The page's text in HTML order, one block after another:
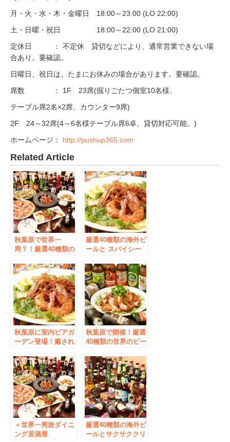
月・火・水・木・金曜日 18:00～23:00 (LO 22:00)
土・日曜・祝日 18:00～22:00 (LO 21:00)
定休日 ： 不定休 貸切などにより、通常営業できない場
合あり。要確認。
日曜日、祝日は、たまにお休みの場合があります。要確認。
席数 ： 1F 23席(掘りごたつ個室10名様、
テーブル席2名×2席、カウンター9席)
2F 24～32席(4～6名様テーブル席6卓、貸切対応可能。)
ホームページ： http://pushup365.com
Related Article
秋葉原で世界一
周？！厳選40種類の
題！ 「旅ノリフェ
ス 10th
Anniversary」
厳選40種類の海外ビ
ールと スパイシー
み放題！ 「旅ノリ
フェス」第2弾
8/16～秋葉原にて開
催 ～ビールと相性
抜群！第1弾ジャマ
イカングリルチキン
は8月15日まで～
秋葉原に室内ビアガ
ーデン登場！癒され
フォトジェニックな
空間、世界のビール
で乾杯！
秋葉原で開催！厳選
40種類の世界のビー
界のビール×旅料理
「旅ノリフェス
Vol.6」4月18日～開
催
＜世界一周旅ダイニ
ング居酒屋
厳選40種類の海外ビ
ールとサクサククリ